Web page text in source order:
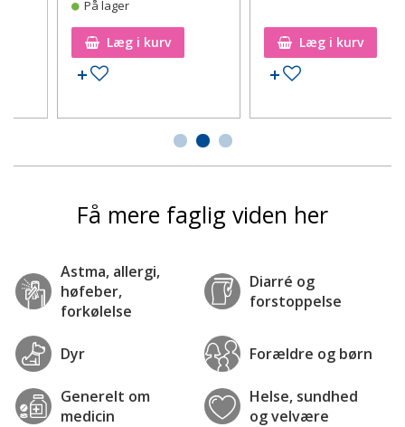
På lager
Læg i kurv
Tilføj til ønskeseddel
Læg i kurv
Tilføj til ønskeseddel
Få mere faglig viden her
Astma, allergi,
høfeber,
forkølelse
Diarré og
forstoppelse
Dyr Forældre og børn
Generelt om
medicin
Helse, sundhed
og velvære